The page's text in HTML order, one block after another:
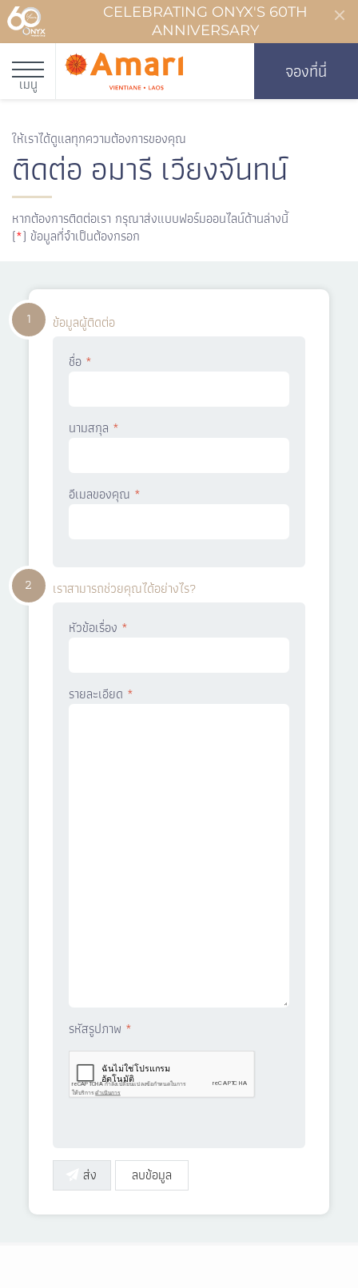
CELEBRATING ONYX'S 60TH
ANNIVERSARY
เมนู
จองที่นี่
ให้เราได้ดูแลทุกความต้องการของคุณ
ติดต่อ อมารี เวียงจันทน์
หากต้องการติดต่อเรา กรุณาส่งแบบฟอร์มออนไลน์ด้านล่างนี้
(*) ข้อมูลที่จำเป็นต้องกรอก
1
ข้อมูลผู้ติดต่อ
ชื่อ *
นามสกุล *
อีเมลของคุณ *
2
เราสามารถช่วยคุณได้อย่างไร?
หัวข้อเรื่อง *
รายละเอียด *
รหัสรูปภาพ *